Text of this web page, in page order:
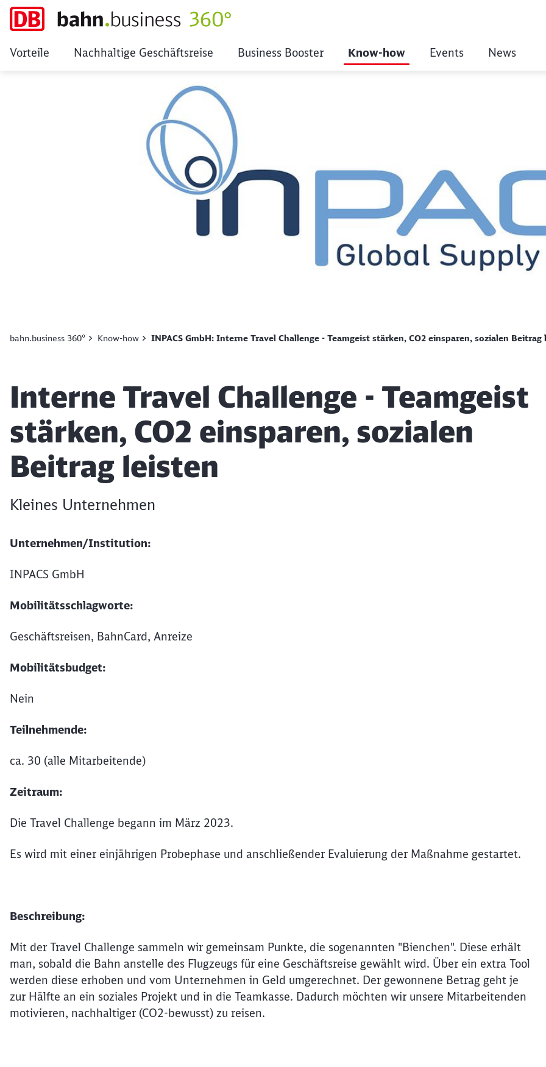
Interne Travel Challenge - Teamgeist
Vorteile Nachhaltige Geschäftsreise Business Booster Know-how Events News
bahn.business 360° Know-how INPACS GmbH: Interne Travel Challenge - Teamgeist stärken, CO2 einsparen, sozialen Beitrag
Artikel:
Interne Travel Challenge - Teamgeist
stärken, CO2 einsparen, sozialen
Beitrag leisten
Kleines Unternehmen
Unternehmen/Institution:
INPACS GmbH
Mobilitätsschlagworte:
Geschäftsreisen, BahnCard, Anreize
Mobilitätsbudget:
Nein
Teilnehmende:
ca. 30 (alle Mitarbeitende)
Zeitraum:
Die Travel Challenge begann im März 2023.
Es wird mit einer einjährigen Probephase und anschließender Evaluierung der Maßnahme gestartet.
Beschreibung:
Mit der Travel Challenge sammeln wir gemeinsam Punkte, die sogenannten "Bienchen". Diese erhält
man, sobald die Bahn anstelle des Flugzeugs für eine Geschäftsreise gewählt wird. Über ein extra Tool
werden diese erhoben und vom Unternehmen in Geld umgerechnet. Der gewonnene Betrag geht je
zur Hälfte an ein soziales Projekt und in die Teamkasse. Dadurch möchten wir unsere Mitarbeitenden
motivieren, nachhaltiger (CO2-bewusst) zu reisen.